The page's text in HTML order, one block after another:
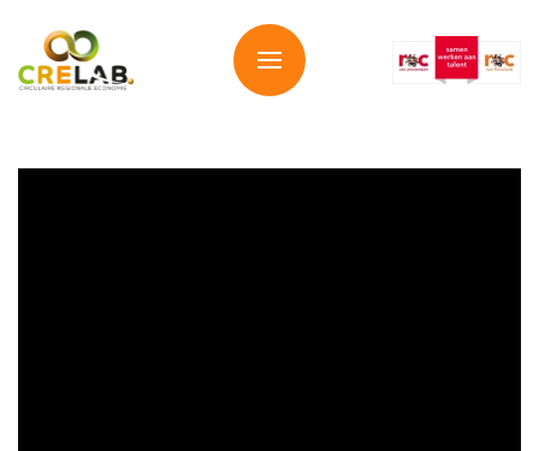
Overslaan en naar de inhoud gaan